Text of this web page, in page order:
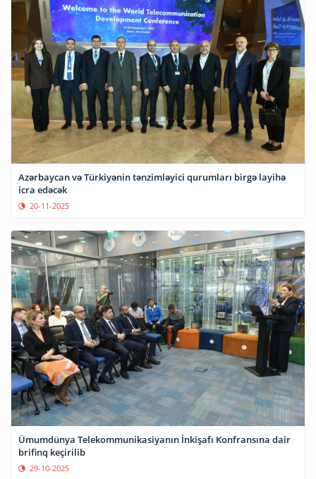
Azərbaycan və Türkiyənin tənzimləyici qurumları birgə layihə
icra edəcək
20-11-2025
Ümumdünya Telekommunikasiyanın İnkişafı Konfransına dair
brifinq keçirilib
29-10-2025